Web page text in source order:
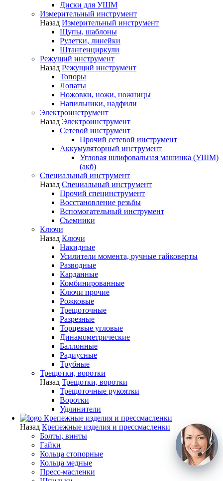
Диски для УШМ
Измерительный инструмент
Назад Измерительный инструмент
Щупы, шаблоны
Рулетки, линейки
Штангенциркули
Режущий инструмент
Назад Режущий инструмент
Топоры
Лопаты
Ножовки, ножи, ножницы
Напильники, надфили
Электроинструмент
Назад Электроинструмент
Сетевой инструмент
Прочий сетевой инструмент
Аккумуляторный инструмент
Угловая шлифовальная машинка (УШМ)
(акб)
Специальный инструмент
Назад Специальный инструмент
Прочий специнструмент
Восстановление резьбы
Вспомогательный инструмент
Съемники
Ключи
Назад Ключи
Накидные
Усилители момента, ручные гайковерты
Разводные
Карданные
Комбинированные
Ключи прочие
Рожковые
Трещоточные
Разрезные
Торцевые угловые
Динамометрические
Баллонные
Радиусные
Трубные
Трещотки, воротки
Назад Трещотки, воротки
Трещоточные рукоятки
Воротки
Удлинители
Крепежные изделия и прессмасленки
Назад Крепежные изделия и прессмасленки
Болты, винты
Гайки
Кольца стопорные
Кольца медные
Пресс-масленки